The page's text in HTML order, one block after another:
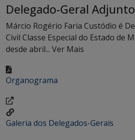
Delegado-Geral Adjunto
Márcio Rogério Faria Custódio é
Civil Classe Especial do Estado de
desde abril... Ver Mais
Organograma
Galeria dos Delegados-Gerais